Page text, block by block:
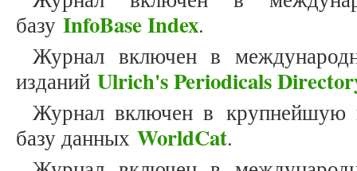
базу InfoBase Index.
Журнал включен в
изданий Ulrich's Periodicals
Журнал включен в крупнейшую
базу данных WorldCat.